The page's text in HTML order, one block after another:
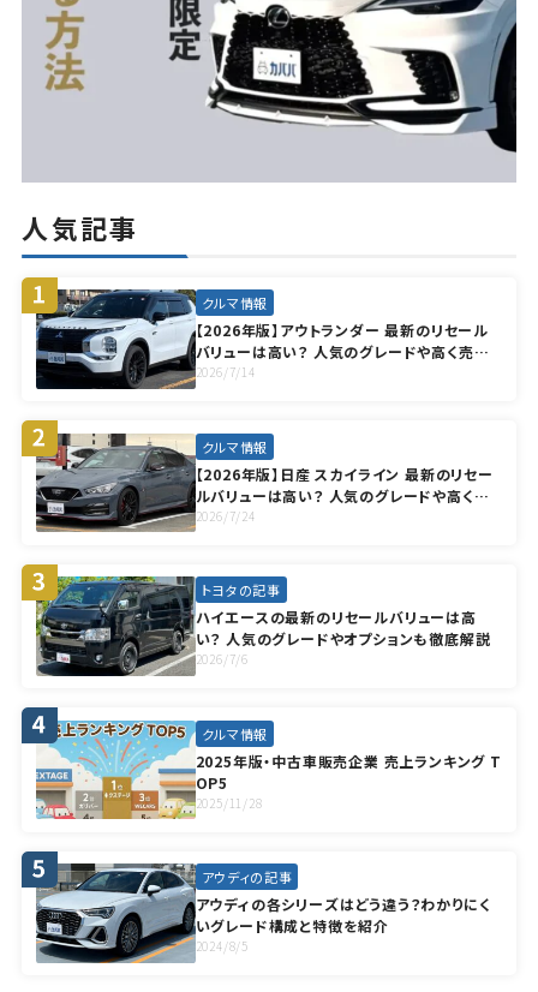
人気記事
クルマ情報
【2026年版】アウトランダー 最新のリセール
バリューは高い？ 人気のグレードや高く売却
する方法も徹底解説
2026/7/14
クルマ情報
【2026年版】日産 スカイライン 最新のリセー
ルバリューは高い？ 人気のグレードや高く売
却する方法も徹底解説
2026/7/24
トヨタの記事
ハイエースの最新のリセールバリューは高
い？ 人気のグレードやオプションも徹底解説
2026/7/6
クルマ情報
2025年版・中古車販売企業 売上ランキング T
OP5
2025/11/28
アウディの記事
アウディの各シリーズはどう違う？わかりにく
いグレード構成と特徴を紹介
2024/8/5